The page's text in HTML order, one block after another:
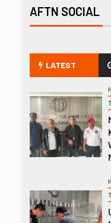
AFTN SOCIAL
LATEST